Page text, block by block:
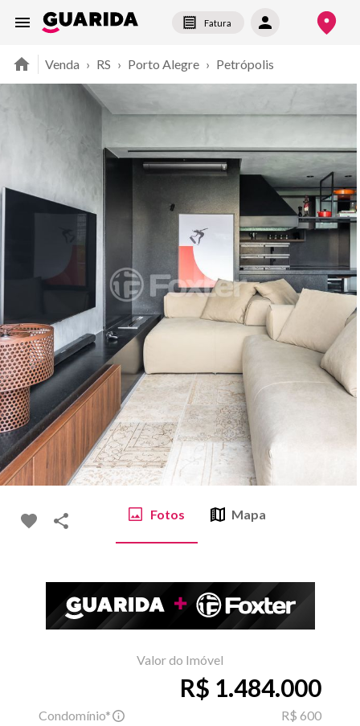
Fatura
Venda › RS › Porto Alegre › Petrópolis
Fotos Mapa
Valor do Imóvel
R$ 1.484.000
Condomínio*
R$ 600